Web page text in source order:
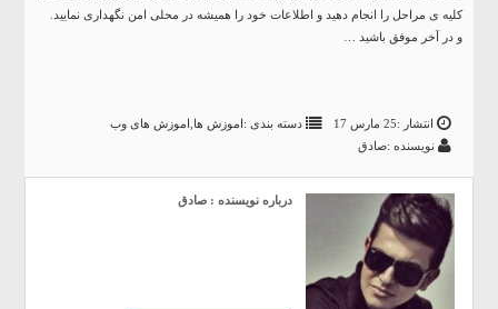
کلیه ی مراحل را انجام دهید و اطلاعات خود را همیشه در محلی امن نگهداری نمایید.
و در آخر موفق باشید …
انتشار :25 مارس 17 دسته بندی :اموزش ها اموزش های وب
نویسنده :صادق
درباره نویسنده : صادق